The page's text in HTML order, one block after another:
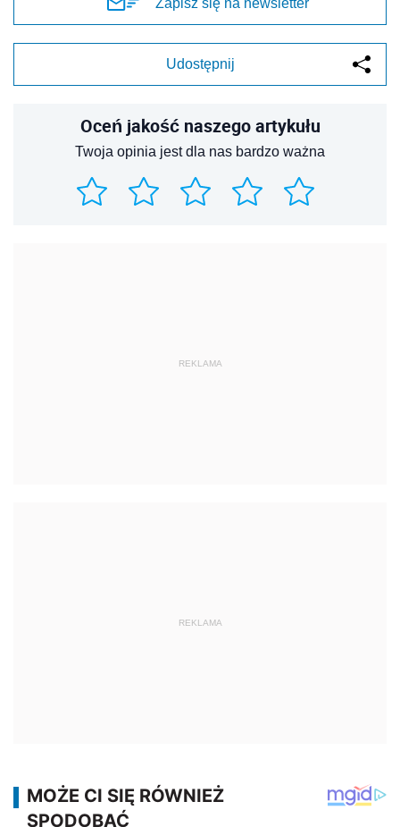
Zapisz się na newsletter
Udostępnij
Oceń jakość naszego artykułu
Twoja opinia jest dla nas bardzo ważna
REKLAMA
REKLAMA